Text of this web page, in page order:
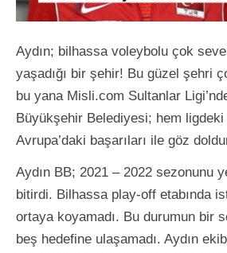
Aydın; bilhassa voleybolu çok
yaşadığı bir şehir! Bu güzel şehri
bu yana Misli.com Sultanlar
Büyükşehir Belediyesi; hem ligdeki
Avrupa’daki başarıları ile göz
Aydın BB; 2021 – 2022 sezonunu
bitirdi. Bilhassa play-off etabında
ortaya koyamadı. Bu durumun bir
beş hedefine ulaşamadı. Aydın